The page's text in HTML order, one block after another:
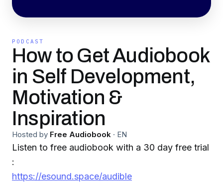
PODCAST
How to Get Audiobook
in Self Development,
Motivation &
Inspiration
Hosted by Free Audiobook · EN
Listen to free audiobook with a 30 day free trial
:
https://esound.space/audible